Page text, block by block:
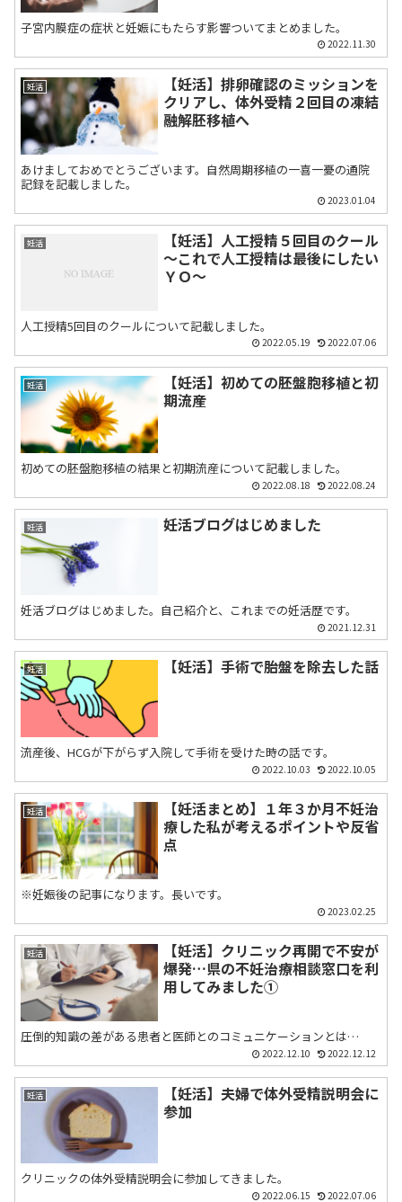
子宮内膜症の症状と妊娠にもたらす影響ついてまとめました。
2022.11.30
妊活
【妊活】排卵確認のミッションを
クリアし、体外受精２回目の凍結
融解胚移植へ
あけましておめでとうございます。自然周期移植の一喜一憂の通院
記録を記載しました。
2023.01.04
妊活
【妊活】人工授精５回目のクール
～これで人工授精は最後にしたい
ＹＯ～
人工授精5回目のクールについて記載しました。
2022.05.19 2022.07.06
妊活
【妊活】初めての胚盤胞移植と初
期流産
初めての胚盤胞移植の結果と初期流産について記載しました。
2022.08.18 2022.08.24
妊活 妊活ブログはじめました
妊活ブログはじめました。自己紹介と、これまでの妊活歴です。
2021.12.31
妊活 【妊活】手術で胎盤を除去した話
流産後、HCGが下がらず入院して手術を受けた時の話です。
2022.10.03 2022.10.05
妊活
【妊活まとめ】１年３か月不妊治
療した私が考えるポイントや反省
点
※妊娠後の記事になります。長いです。
2023.02.25
妊活
【妊活】クリニック再開で不安が
爆発…県の不妊治療相談窓口を利
用してみました①
圧倒的知識の差がある患者と医師とのコミュニケーションとは…
2022.12.10 2022.12.12
妊活
【妊活】夫婦で体外受精説明会に
参加
クリニックの体外受精説明会に参加してきました。
2022.06.15 2022.07.06